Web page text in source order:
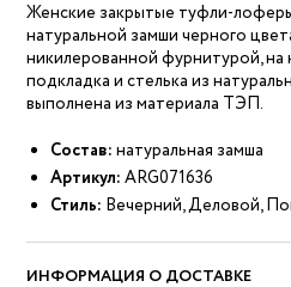
Женские закрытые туфли-
натуральной замши черного
никилерованной фурнитурой, на
подкладка и стелька из
выполнена из материала ТЭП.
Состав: натуральная замша
Артикул: ARG071636
Стиль: Вечерний, Деловой,
ИНФОРМАЦИЯ О ДОСТАВКЕ